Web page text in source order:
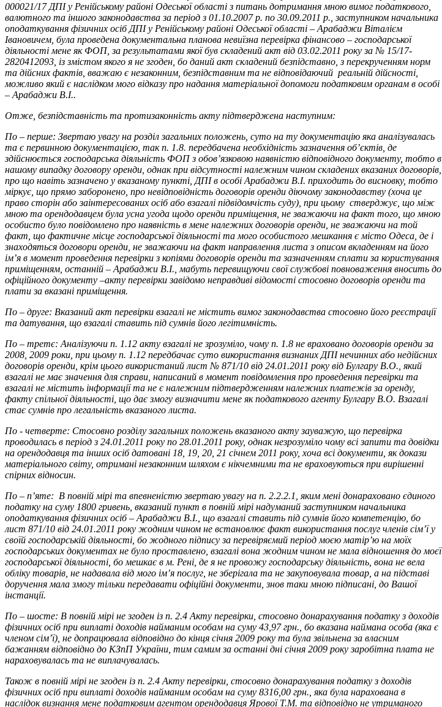
000021/17 ДПІ у Ренійському районі Одеської області з питань дотримання мною вимог податкового,
валютного та іншого законодавства за період з 01.10.2007 р. по 30.09.2011 р., заступником начальника
оподаткування фізичних осіб ДПІ у Ренійському районі Одеської області – Арабаджи Віталієм
Івановичем, була проведена документальна планова невиїзна перевірка фінансово – господарської
діяльності мене як ФОП, за результатами якої був складений акт від 03.02.2011 року за № 15/17-
2820412093, із змістом якого я не згоден, бо даний акт складений безпідставно, з перекрученням норм
та дійсних фактів, вважаю є незаконним, безпідставним та не відповідаючий реальній дійсності,
можливо який є наслідком мого відказу про надання матеріальної допомоги податковим органам в особі
– Арабаджи В.І..
Отже, безпідставність та протизаконність акту підтверджена наступним:
По – перше: Звертаю увагу на розділ загальних положень, суто на ту документацію яка аналізувалась
та є первинною документацією, так п. 1.8. передбачена необхідність зазначення об’єктів, де
здійснюється господарська діяльність ФОП з обов’язковою наявністю відповідного документу, тобто в
нашому випадку договору оренди, однак при відсутності належним чином складених вказаних договорів,
про що навіть зазначено у вказаному пункті, ДПІ в особі Арабаджи В.І. приходить до висновку, тобто
міркує, що прямо заборонено, про невідповідність договорів оренди діючому законодавству (хоча це
право сторін або заінтересованих осіб або взагалі підвідомчість суду), при цьому стверджує, що між
мною та орендодавцем була усна угода щодо оренди приміщення, не зважаючи на факт того, що мною
особисто було повідомлено про наявність в мене належних договорів оренди, не зважаючи на той
факт, що фактичне місце господарської діяльності та мого особистого мешкання є місто Одеса, де і
знаходяться договори оренди, не зважаючи на факт направлення листа з описом вкладенням на його
ім’я в момент проведення перевірки з копіями договорів оренди та зазначенням сплати за користування
приміщенням, останній – Арабаджи В.І., мабуть перевищуючи свої службові повноваження вносить до
офіційного документу –акту перевірки завідомо неправдиві відомості стосовно договорів оренди та
плати за вказані приміщення.
По – друге: Вказаний акт перевірки взагалі не містить вимог законодавства стосовно його реєстрації
та датування, що взагалі ставить під сумнів його легітимність.
По – третє: Аналізуючи п. 1.12 акту взагалі не зрозуміло, чому п. 1.8 не враховано договорів оренди за
2008, 2009 роки, при цьому п. 1.12 передбачає суто використання визнаних ДПІ нечинних або недійсних
договорів оренди, крім цього використаний лист № 871/10 від 24.01.2011 року від Булгару В.О., який
взагалі не має значення для справи, написаний в момент повідомлення про проведення перевірки та
взагалі не містить інформації та не є належним підтвердженням належних платежів за оренду,
факту спільної діяльності, що дає змогу визначити мене як податкового агенту Булгару В.О. Взагалі
стає сумнів про легальність вказаного листа.
По - четверте: Стосовно розділу загальних положень вказаного акту зауважую, що перевірка
проводилась в період з 24.01.2011 року по 28.01.2011 року, однак незрозуміло чому всі запити та довідки
на орендодавця та інших осіб датовані 18, 19, 20, 21 січнем 2011 року, хоча всі документи, як докази
матеріального світу, отримані незаконним шляхом є нікчемними та не враховуються при вирішенні
спірних відносин.
По – п’яте: В повній мірі та впевненістю звертаю увагу на п. 2.2.2.1, яким мені донараховано єдиного
податку на суму 1800 гривень, вказаний пункт в повній мірі надуманий заступником начальника
оподаткування фізичних осіб – Арабаджи В.І., що взагалі ставить під сумнів його компетенцію, бо
лист 871/10 від 24.01.2011 року жодним чином не встановлює факт використання послуг членів сім’ї у
своїй господарській діяльності, бо жодного підпису за перевіряємий період моєю матір’ю на моїх
господарських документах не було проставлено, взагалі вона жодним чином не мала відношення до моєї
господарської діяльності, бо мешкає в м. Рені, де я не провожу господарську діяльність, вона не вела
обліку товарів, не надавала від мого ім’я послуг, не зберігала та не закуповувала товар, а на підставі
доручення мала змогу тільки передавати офіційні документи, знов таки мною підписані, до Вашої
інстанції.
По – шосте: В повній мірі не згоден із п. 2.4 Акту перевірки, стосовно донарахування податку з доходів
фізичних осіб при виплаті доходів найманим особам на суму 43,97 грн., бо вказана наймана особа (яка є
членом сім’ї), не допрацювала відповідно до кінця січня 2009 року та була звільнена за власним
бажанням відповідно до КЗпП України, тим самим за останні дні січня 2009 року заробітна плата не
нараховувалась та не виплачувалась.
Також в повній мірі не згоден із п. 2.4 Акту перевірки, стосовно донарахування податку з доходів
фізичних осіб при виплаті доходів найманим особам на суму 8316,00 грн., яка була нарахована в
наслідок визнання мене податковим агентом орендодавця Ярової Т.М. та відповідно не утриманого